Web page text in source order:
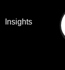
Insights